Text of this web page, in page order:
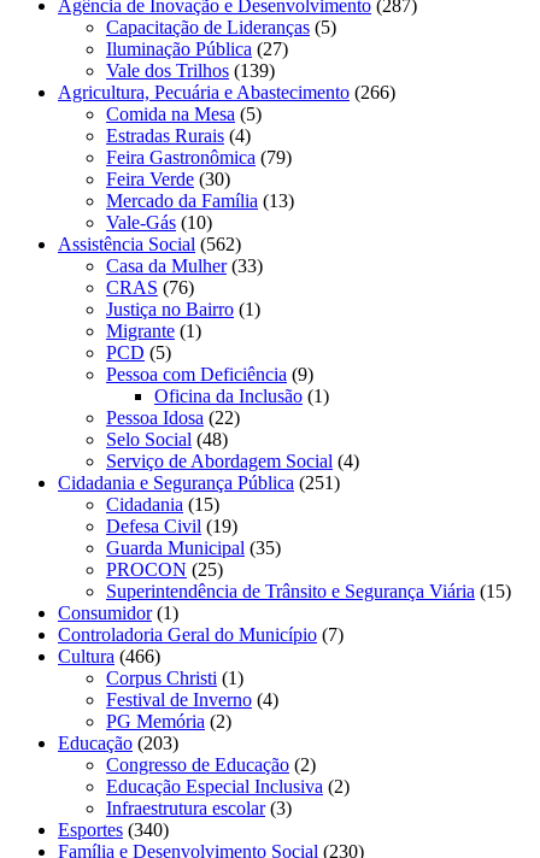
Agência de Inovação e Desenvolvimento (287)
Capacitação de Lideranças (5)
Iluminação Pública (27)
Vale dos Trilhos (139)
Agricultura, Pecuária e Abastecimento (266)
Comida na Mesa (5)
Estradas Rurais (4)
Feira Gastronômica (79)
Feira Verde (30)
Mercado da Família (13)
Vale-Gás (10)
Assistência Social (562)
Casa da Mulher(33)
CRAS (76)
Justiça no Bairro (1)
Migrante (1)
PCD (5)
Pessoa com Deficiência (9)
Oficina da Inclusão (1)
Pessoa Idosa (22)
Selo Social (48)
Serviço de Abordagem Social (4)
Cidadania e Segurança Pública (251)
Cidadania (15)
Defesa Civil (19)
Guarda Municipal (35)
PROCON (25)
Superintendência de Trânsito e Segurança Viária (15)
Consumidor(1)
Controladoria Geral do Município (7)
Cultura (466)
Corpus Christi (1)
Festival de Inverno (4)
PG Memória (2)
Educação (203)
Congresso de Educação (2)
Educação Especial Inclusiva (2)
Infraestrutura escolar(3)
Esportes (340)
Família e Desenvolvimento Social (230)